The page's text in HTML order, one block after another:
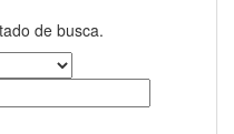
de busca.